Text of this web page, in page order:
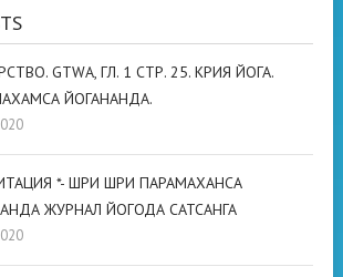
GTWA, ГЛ. 1 СТР. 25. КРИЯ ЙОГА.
ЙОГАНАНДА.
*- ШРИ ШРИ ПАРАМАХАНСА
ЖУРНАЛ ЙОГОДА САТСАНГА